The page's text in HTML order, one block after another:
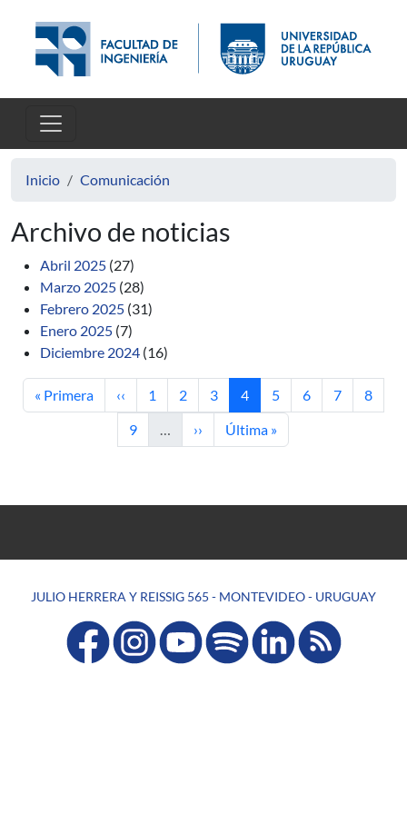
Inicio Comunicación
Archivo de noticias
Abril 2025 (27)
Marzo 2025 (28)
Febrero 2025 (31)
Enero 2025 (7)
Diciembre 2024 (16)
Primera página
« Primera Página anterior
‹‹ Página
1 Página
2 Página
3 Página actual
4 Página
5 Página
6 Página
7 Página
8
Página
9 … Siguiente página
›› Última página
Última »
JULIO HERRERA Y REISSIG 565 - MONTEVIDEO - URUGUAY